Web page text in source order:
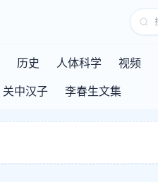
历史 人体科学 视频
关中汉子 李春生文集